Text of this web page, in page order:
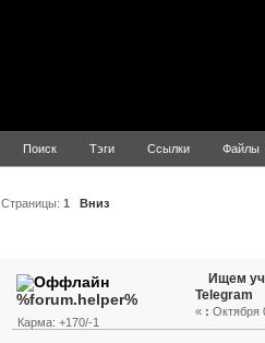
Поиск Тэги Ссылки Файлы
Страницы:1 Вниз
%forum.helper%
Карма: +170/-1
Ищем
Telegram
« : Октября